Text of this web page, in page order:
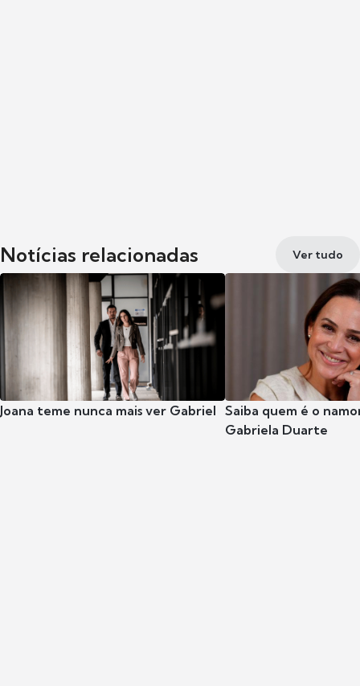
Notícias relacionadas Ver tudo
Joana teme nunca mais ver Gabriel Saiba quem é o
Gabriela Duarte